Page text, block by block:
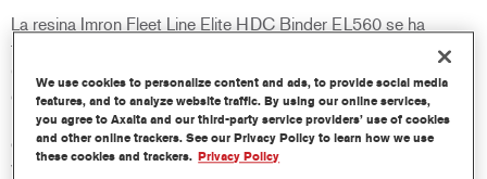
La resina Imron Fleet Line Elite HDC Binder EL560 se ha
formulado para ser usada con Imron Fleet Line Elite Heavy Duty
Coating, un acabado 2K de la gama Imron Fleet Line, que
cumple la legislación VOC. La resina Imron Fleet Line Elite HDC
Binder EL560 ayuda a conseguir un acabado robusto en
estructuras complejas como chasis de camiones, remolques y
vehículos agrícolas y dedicados a la construcción.
We use cookies to personalize content and ads, to provide social media
features, and to analyze website traffic. By using our online services,
you agree to Axalta and our third-party service providers’ use of cookies
and other online trackers. See our Privacy Policy to learn how we use
these cookies and trackers. Privacy Policy